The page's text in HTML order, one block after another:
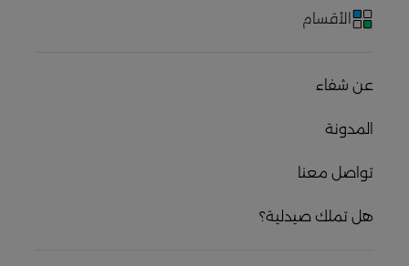
الأقسام
عن شفاء
المدونة
تواصل معنا
هل تملك صيدلية؟